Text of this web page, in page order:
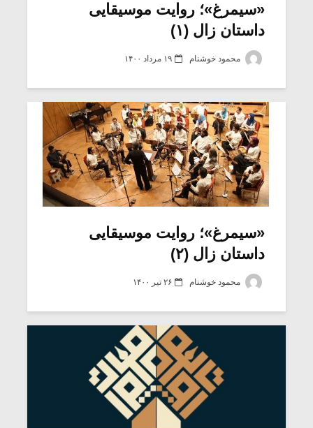
«سیمرغ»؛ روایت موسیقایی
داستان زال (۱)
محمود خوشنام ۱۹ مرداد ۱۴۰۰
«سیمرغ»؛ روایت موسیقایی
داستان زال (۲)
محمود خوشنام ۲۶ تیر ۱۴۰۰